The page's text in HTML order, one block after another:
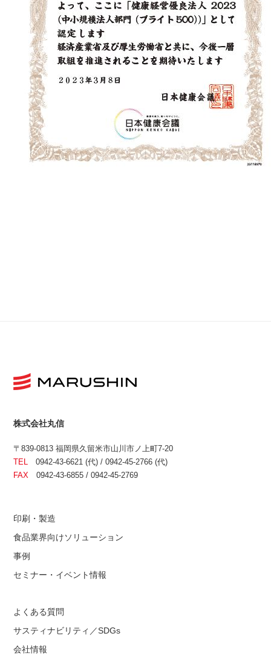
株式会社丸信
〒839-0813 福岡県久留米市山川市ノ上町7-20
TEL
0942-43-6621 (代) / 0942-45-2766 (代)
FAX 0942-43-6855 / 0942-45-2769
印刷・製造
食品業界向けソリューション
事例
セミナー・イベント情報
よくある質問
サスティナビリティ／SDGs
会社情報